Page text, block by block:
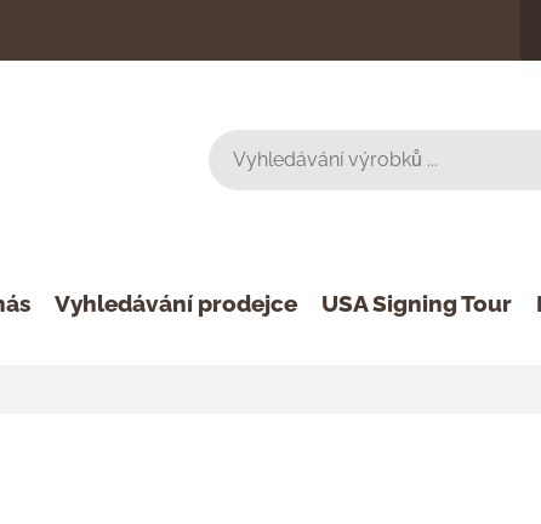
Vyhledávání prodejce USA Signing Tour